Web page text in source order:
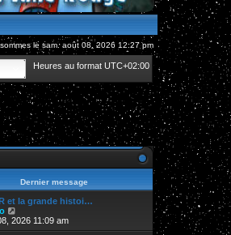
le sam. août 08, 2026 12:27 pm
Heures au format UTC+02:00
Dernier message
et la grande histoi…
o
i
2026 11:09 am